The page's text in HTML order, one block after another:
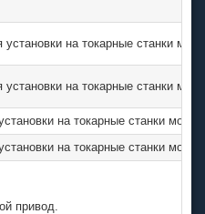
установки на токарные станки
установки на токарные станки
на токарные станки
на токарные станки
привод.